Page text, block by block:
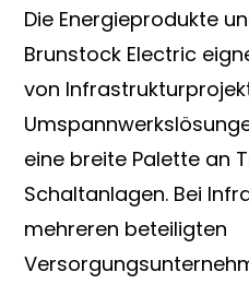
Die Energieprodukte
Brunstock Electric
von
eine breite Palette an
Schaltanlagen. Bei
mehreren beteiligten